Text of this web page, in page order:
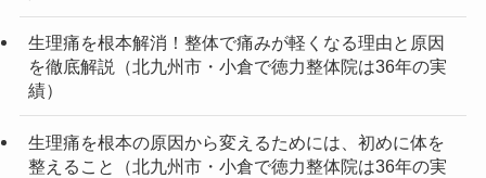
生理痛を根本解消！整体で痛みが軽くなる理由と原因
を徹底解説（北九州市・小倉で徳力整体院は36年の実
績）
生理痛を根本の原因から変えるためには、初めに体を
整えること（北九州市・小倉で徳力整体院は36年の実